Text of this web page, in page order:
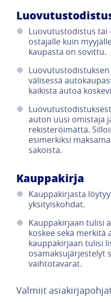
Luovutustodistus
ostajalle kuin
kaupasta on sovittu.
välisessä
kaikista autoa
auton uusi omistaja
rekisteröimättä.
esimerkiksi
sakoista.
Kauppakirja
Kauppakirjasta
yksityiskohdat.
Kauppakirjaan tulisi
koskee sekä merkitä
kauppakirjaan tulisi
osamaksujärjestelyt
vaihtotavarat.
Valmiit